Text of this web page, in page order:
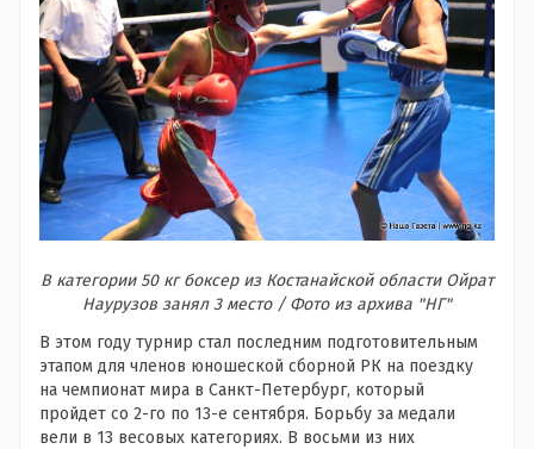
В категории 50 кг боксер из Костанайской области Ойрат
Наурузов занял 3 место / Фото из архива "НГ"
В этом году турнир стал последним подготовительным
этапом для членов юношеской сборной РК на поездку
на чемпионат мира в Санкт-Петербург, который
пройдет со 2-го по 13-е сентября. Борьбу за медали
вели в 13 весовых категориях. В восьми из них